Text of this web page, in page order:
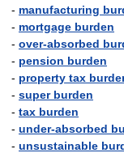
- manufacturing
- mortgage burden
- over-absorbed
- pension burden
- property tax
- super burden
- tax burden
- under-absorbed
- unsustainable